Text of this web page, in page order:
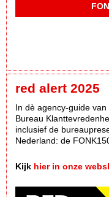
red alert 2025
In dè agency-guide
Bureau
inclusief de
Nederland: de
Kijk hier in onze